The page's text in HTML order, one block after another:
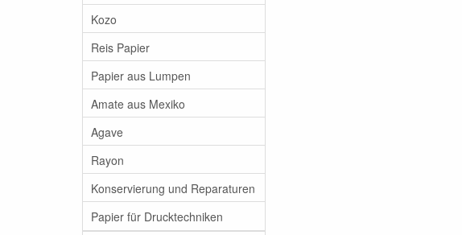
Kozo
Reis Papier
Papier aus Lumpen
Amate aus Mexiko
Agave
Rayon
Konservierung und Reparaturen
Papier für Drucktechniken